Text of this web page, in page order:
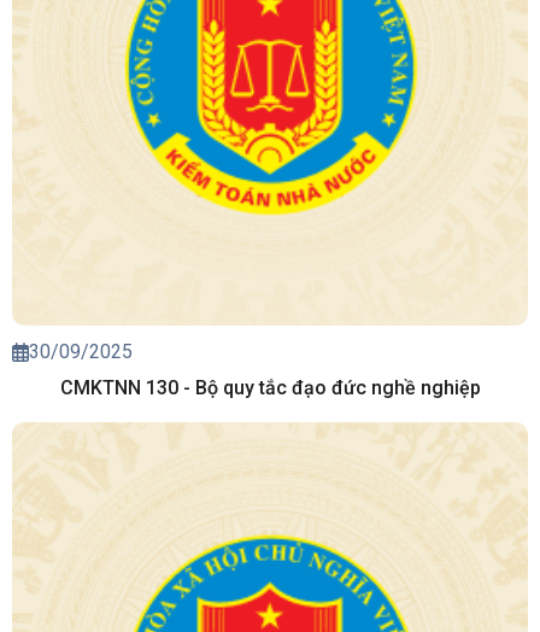
30/09/2025
CMKTNN 130 - Bộ quy tắc đạo đức nghề nghiệp